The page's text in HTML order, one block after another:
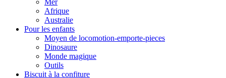
Afrique
Australie
Pour les enfants
Moyen de locomotion-emporte-pieces
Dinosaure
Monde magique
Outils
Biscuit à la confiture